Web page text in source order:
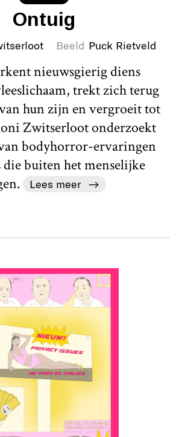
Ontuig
Beeld Puck Rietveld
nieuwsgierig diens
trekt zich terug
hun zijn en vergroeit tot
Zwitserloot onderzoekt
bodyhorror-ervaringen
die buiten het menselijke
Lees meer